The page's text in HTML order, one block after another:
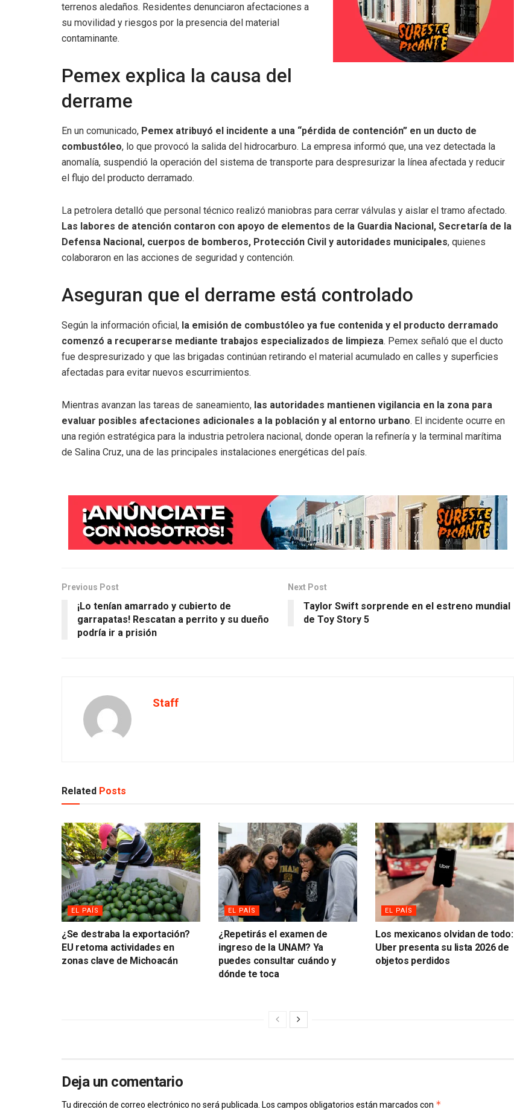
terrenos aledaños. Residentes denunciaron afectaciones a
su movilidad y riesgos por la presencia del material
contaminante.
Pemex explica la causa del
derrame
En un comunicado, Pemex atribuyó el incidente a una “pérdida de contención” en un ducto de
combustóleo, lo que provocó la salida del hidrocarburo. La empresa informó que, una vez detectada la
anomalía, suspendió la operación del sistema de transporte para despresurizar la línea afectada y reducir
el flujo del producto derramado.
La petrolera detalló que personal técnico realizó maniobras para cerrar válvulas y aislar el tramo afectado.
Las labores de atención contaron con apoyo de elementos de la Guardia Nacional, Secretaría de la
Defensa Nacional, cuerpos de bomberos, Protección Civil y autoridades municipales, quienes
colaboraron en las acciones de seguridad y contención.
Aseguran que el derrame está controlado
Según la información oficial, la emisión de combustóleo ya fue contenida y el producto derramado
comenzó a recuperarse mediante trabajos especializados de limpieza. Pemex señaló que el ducto
fue despresurizado y que las brigadas continúan retirando el material acumulado en calles y superficies
afectadas para evitar nuevos escurrimientos.
Mientras avanzan las tareas de saneamiento, las autoridades mantienen vigilancia en la zona para
evaluar posibles afectaciones adicionales a la población y al entorno urbano. El incidente ocurre en
una región estratégica para la industria petrolera nacional, donde operan la refinería y la terminal marítima
de Salina Cruz, una de las principales instalaciones energéticas del país.
Previous Post
¡Lo tenían amarrado y cubierto de
garrapatas! Rescatan a perrito y su dueño
podría ir a prisión
Next Post
Taylor Swift sorprende en el estreno mundial
de Toy Story 5
Staff
Related Posts
EL PAÍS
¿Se destraba la exportación?
EU retoma actividades en
zonas clave de Michoacán
EL PAÍS
¿Repetirás el examen de
ingreso de la UNAM? Ya
puedes consultar cuándo y
dónde te toca
EL PAÍS
Los mexicanos olvidan de todo:
Uber presenta su lista 2026 de
objetos perdidos
Deja un comentario
Tu dirección de correo electrónico no será publicada. Los campos obligatorios están marcados con *